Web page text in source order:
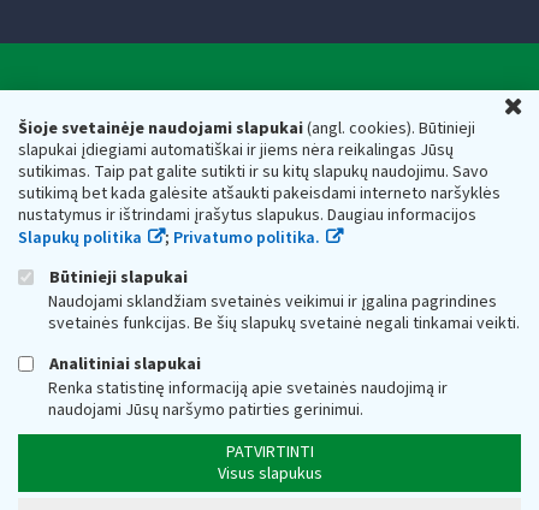
Šioje svetainėje naudojami slapukai(angl. cookies). Būtinieji
slapukai įdiegiami automatiškai ir jiems nėra reikalingas Jūsų
sutikimas. Taip pat galite sutikti ir su kitų slapukų naudojimu. Savo
sutikimą bet kada galėsite atšaukti pakeisdami interneto naršyklės
nustatymus ir ištrindami įrašytus slapukus. Daugiau informacijos
Slapukų politika
; Privatumo politika.
Būtinieji slapukai
Naudojami sklandžiam svetainės veikimui ir įgalina pagrindines
svetainės funkcijas. Be šių slapukų svetainė negali tinkamai veikti.
Analitiniai slapukai
Renka statistinę informaciją apie svetainės naudojimą ir
naudojami Jūsų naršymo patirties gerinimui.
PATVIRTINTI
Visus slapukus
Valstybinė mokesčių inspekcija prie Lietuvos
Respublikos finansų ministerijos
Biudžetinė įstaiga. Juridinio asmens kodas — 188659752,
adresas: Vasario 16-osios g. 14, 01107 Vilnius, Lietuva, el.paštas:
vmi@vmi.lt , E. pristatymo dėžutės adresas 188659752
Duomenys apie Valstybinę mokesčių inspekciją prie Lietuvos
Respublikos finansų ministerijos kaupiami ir saugomi Juridinių